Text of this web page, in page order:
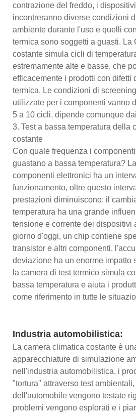
contrazione del freddo, i
incontreranno diverse condizioni
ambiente durante l'uso e quelli
termica sono soggetti a guasti. La
costante simula cicli di
estremamente alte e basse, che
efficacemente i prodotti con difetti
termica. Le condizioni di
utilizzate per i componenti vanno
5 a 10 cicli, dipende comunque
3. Test a bassa temperatura della
costante
Con quale frequenza i
guastano a bassa temperatura?
componenti elettronici ha un
funzionamento, oltre questo
prestazioni diminuiscono; il
temperatura ha una grande
tensione e corrente dei dispositivi
giorno d'oggi, un chip contiene
transistor e altri componenti,
deviazione ha un enorme impatto
la camera di test termico simula
bassa temperatura e aiuta i
come riferimento in tutte le
Industria automobilistica:
La camera climatica costante è
apparecchiature di simulazione
nell'industria automobilistica, i
"tortura" attraverso test
dell'automobile vengono testate
problemi vengono esplorati e i